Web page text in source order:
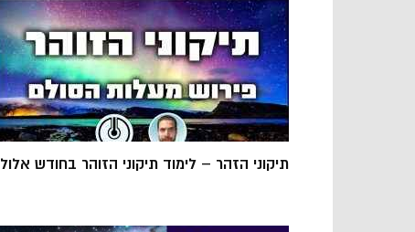
תיקוני הזהר – לימוד תיקוני הזוהר בחודש אלול